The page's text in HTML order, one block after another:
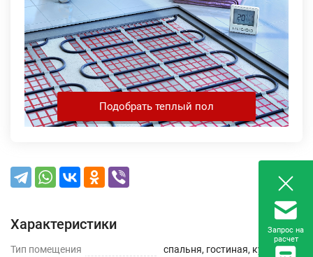
Подобрать теплый пол
Характеристики
Тип помещения
спальня, гостиная, кухня,
Запрос на
расчет